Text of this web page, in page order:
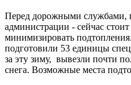
Перед дорожными службами,
администрации - сейчас стоит
минимизировать
подготовили 53 единицы
за эту зиму, вывезли почти
снега. Возможные места